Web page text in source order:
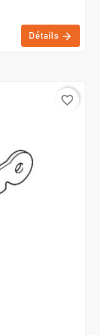
Détails
favorite_border